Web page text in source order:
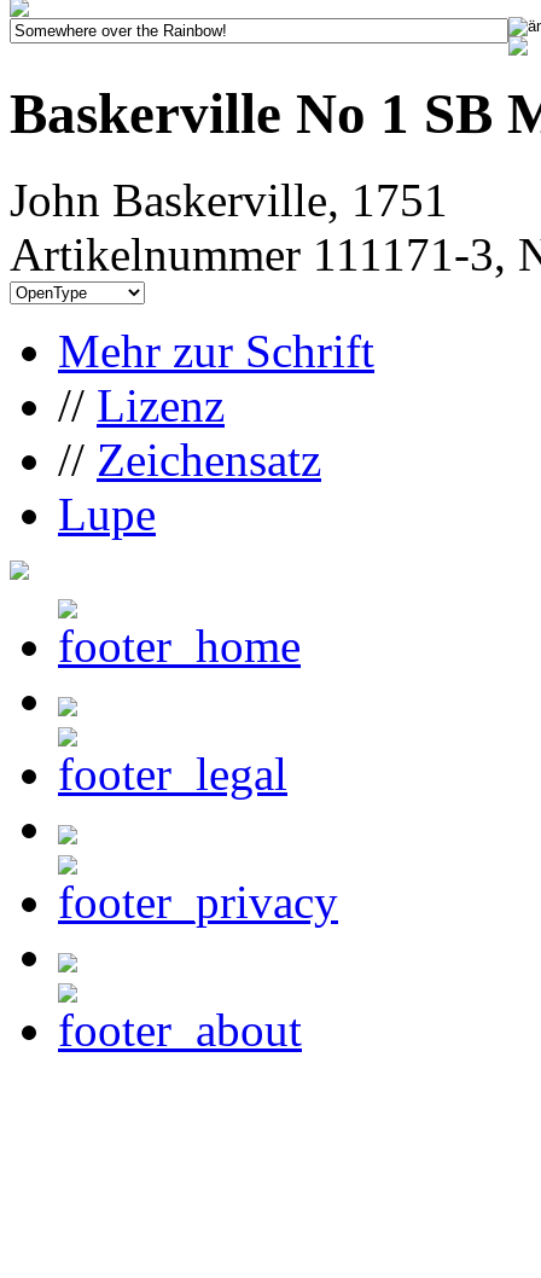
Baskerville No 1 SB
John Baskerville, 1751
Artikelnummer 111171-3,
Mehr zur Schrift
// Lizenz
// Zeichensatz
Lupe